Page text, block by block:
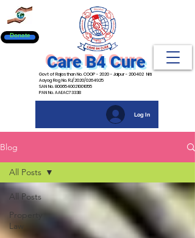
Donate
Care B4 Cure
Govt of Rajasthan No. COOP - 2020 - Jaipur - 200402 Niti
Aayog Reg No. RJ/2020/0264925
SAN No. 8006540021001055
PAN No. AAEAC7333B
Log In
Blog
All Posts
Property
Law
All Posts